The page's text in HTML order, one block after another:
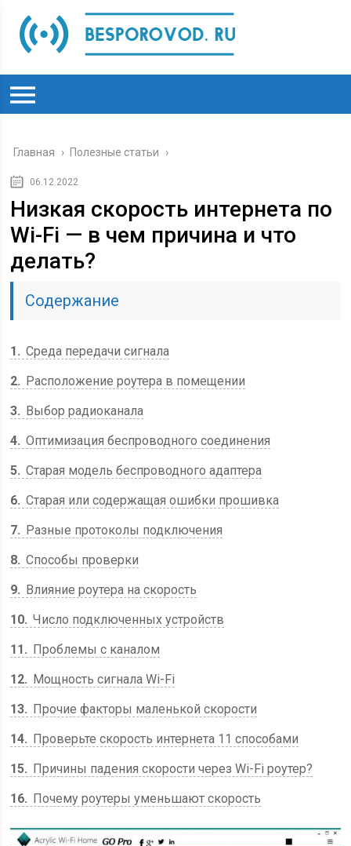
Главная › Полезные статьи ›
06.12.2022
Низкая скорость интернета по
Wi-Fi — в чем причина и что
делать?
Содержание
1
Среда передачи сигнала
2
Расположение роутера в помещении
3
Выбор радиоканала
4 Оптимизация беспроводного соединения
5 Старая модель беспроводного адаптера
6 Старая или содержащая ошибки прошивка
7
Разные протоколы подключения
8 Способы проверки
9
Влияние роутера на скорость
10 Число подключенных устройств
11
Проблемы с каналом
12
Мощность сигнала Wi-Fi
13
Прочие факторы маленькой скорости
14
Проверьте скорость интернета 11 способами
15
Причины падения скорости через Wi-Fi роутер?
16
Почему роутеры уменьшают скорость